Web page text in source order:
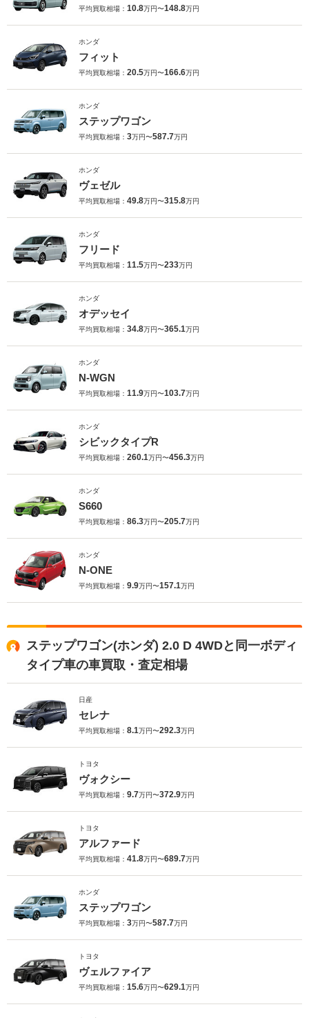
平均買取相場： 10.8万円〜148.8万円
ホンダ
フィット
平均買取相場： 20.5万円〜166.6万円
ホンダ
ステップワゴン
平均買取相場： 3万円〜587.7万円
ホンダ
ヴェゼル
平均買取相場： 49.8万円〜315.8万円
ホンダ
フリード
平均買取相場： 11.5万円〜233万円
ホンダ
オデッセイ
平均買取相場： 34.8万円〜365.1万円
ホンダ
N-WGN
平均買取相場： 11.9万円〜103.7万円
ホンダ
シビックタイプR
平均買取相場： 260.1万円〜456.3万円
ホンダ
S660
平均買取相場： 86.3万円〜205.7万円
ホンダ
N-ONE
平均買取相場： 9.9万円〜157.1万円
ステップワゴン(ホンダ) 2.0 D 4WDと同一ボディ
タイプ車の車買取・査定相場
日産
セレナ
平均買取相場： 8.1万円〜292.3万円
トヨタ
ヴォクシー
平均買取相場： 9.7万円〜372.9万円
トヨタ
アルファード
平均買取相場： 41.8万円〜689.7万円
ホンダ
ステップワゴン
平均買取相場： 3万円〜587.7万円
トヨタ
ヴェルファイア
平均買取相場： 15.6万円〜629.1万円